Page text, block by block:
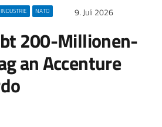
INDUSTRIE NATO 9. Juli 2026
200-Millionen-
an Accenture